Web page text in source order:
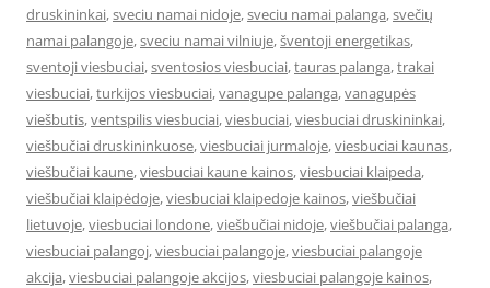
druskininkai,sveciu namai nidoje,sveciu namai palanga,svečių
namai palangoje,sveciu namai vilniuje,šventoji energetikas,
sventoji viesbuciai,sventosios viesbuciai,tauras palanga,trakai
viesbuciai,turkijos viesbuciai,vanagupe palanga,vanagupės
viešbutis,ventspilis viesbuciai,viesbuciai,viesbuciai druskininkai,
viešbučiai druskininkuose,viesbuciai jurmaloje,viesbuciai kaunas,
viešbučiai kaune,viesbuciai kaune kainos,viesbuciai klaipeda,
viešbučiai klaipėdoje,viesbuciai klaipedoje kainos,viešbučiai
lietuvoje,viesbuciai londone,viešbučiai nidoje,viešbučiai palanga,
viesbuciai palangoj,viesbuciai palangoje,viesbuciai palangoje
akcija,viesbuciai palangoje akcijos,viesbuciai palangoje kainos,